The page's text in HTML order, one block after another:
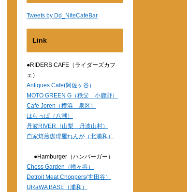
Tweets by Dd_NiteCafeBar
Link
●RIDERS CAFE（ライダーズカフ
ェ）
Antiques Cafe(阿佐ヶ谷）
MOTO GREEN G（秩父 小鹿野）
Cafe Joren（横浜 泉区）
はらっぱ（八潮）
丹波RIVER（山梨 丹波山村）
自家焙煎珈琲屋れんが（北浦和）
●Hamburger（ハンバーガー）
Chess Garden（幡ヶ谷）
Detroit Meat Choppers(世田谷）
URaWA BASE（浦和）